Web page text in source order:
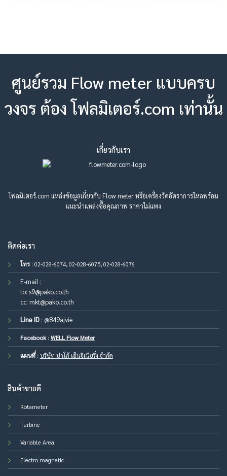
ศูนย์รวม Flow meter แบบครบ
วงจร ต้อง โฟลมิเตอร์.com เท่านั้น
เกี่ยวกับเรา
โฟลมิเตอร์.com แหล่งข้อมูลเกี่ยวกับ Flow meter หรือเครื่องวัดอัตราการไหลพร้อม
แนะนำแหล่งซื้อคุณภาพ ราคาไม่แพง
ติดต่อเรา
โทร: 02-028-6074, 02-028-6075, 02-028-6076
E-mail :
to: s9@pako.co.th
cc: mkt@pako.co.th
Line ID: @849ajvie
Facebook: WELL Flow Meter
แผนที่: บริษัท ปาโก้ เอ็นจิเนียริ่ง จำกัด
สินค้าขายดี
Rotameter
Turbine
Variable Area
Electro magnetic